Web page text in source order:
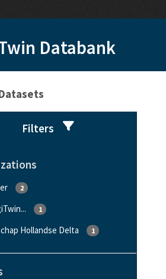
Databank
Filters
2
1
Hollandse Delta 1